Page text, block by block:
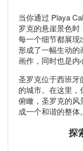
当你通过 Playa
罗克的悬崖景色
每一个细节都展现
形成了一幅生动的
画作，同时也是内
圣罗克位于西班牙
的城市。在这里
俯瞰，圣罗克的风
成一个和谐的整体。
探